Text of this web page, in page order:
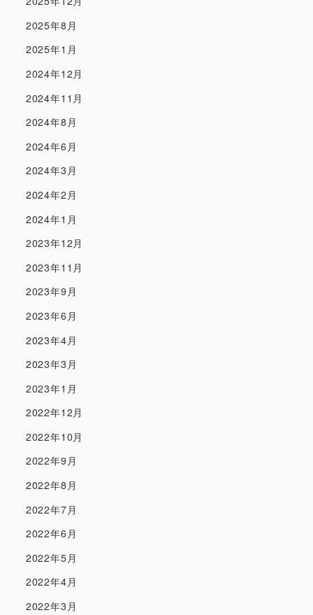
2025年8月
2025年1月
2024年12月
2024年11月
2024年8月
2024年6月
2024年3月
2024年2月
2024年1月
2023年12月
2023年11月
2023年9月
2023年6月
2023年4月
2023年3月
2023年1月
2022年12月
2022年10月
2022年9月
2022年8月
2022年7月
2022年6月
2022年5月
2022年4月
2022年3月